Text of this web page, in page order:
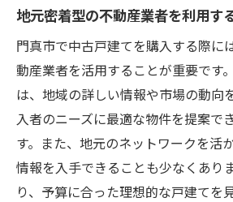
地元密着型の不動産業者を利用す
門真市で中古戸建てを購入する際に
動産業者を活用することが重要です
は、地域の詳しい情報や市場の動向
入者のニーズに最適な物件を提案で
す。また、地元のネットワークを活
情報を入手できることも少なくあり
り、予算に合った理想的な戸建てを